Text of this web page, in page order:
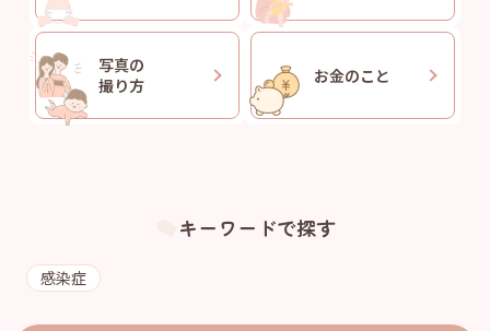
写真の
撮り方
お金のこと
キーワードで探す
感染症